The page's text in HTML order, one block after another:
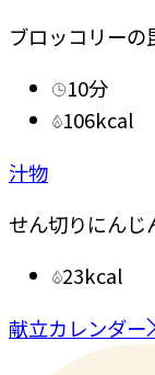
ブロッコリーの
10分
106kcal
汁物
せん切りにんじ
23kcal
献立カレンダー